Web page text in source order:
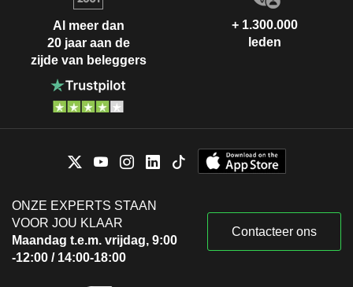
Al meer dan
20 jaar aan de
zijde van beleggers
+ 1.300.000
leden
ONZE EXPERTS STAAN
VOOR JOU KLAAR
Maandag t.e.m. vrijdag, 9:00
-12:00 / 14:00-18:00
Contacteer ons